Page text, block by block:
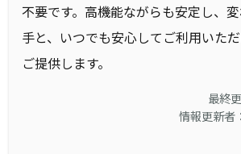
不要です。高機能ながらも安定し、
手と、いつでも安心してご利用いた
ご提供します。
最終
情報更新者